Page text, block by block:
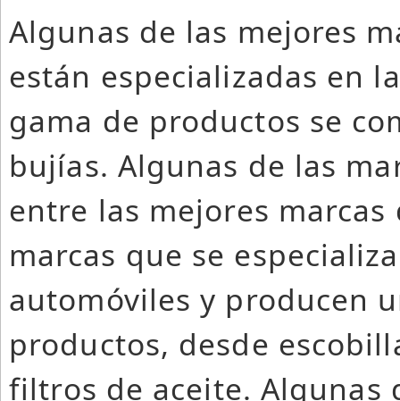
Algunas de las mejores
están especializadas en
gama de productos se
bujías. Algunas de las
entre las mejores
marcas que se
automóviles y producen
productos, desde
filtros de aceite. Algunas